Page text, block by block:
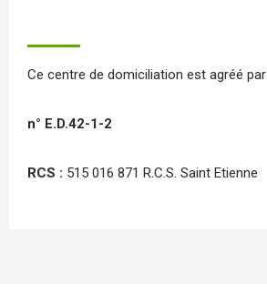
Ce centre de domiciliation est agréé par
n° E.D.42-1-2
RCS : 515 016 871 R.C.S. Saint Etienne